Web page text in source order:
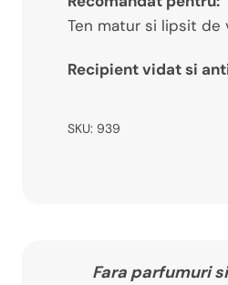
Ten matur si lipsit
Recipient vidat si
SKU: 939
Fara parfumuri